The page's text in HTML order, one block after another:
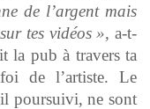
de l’argent mais
r tes vidéos »,a-t-
la pub à travers ta
de l’artiste. Le
il poursuivi, ne sont